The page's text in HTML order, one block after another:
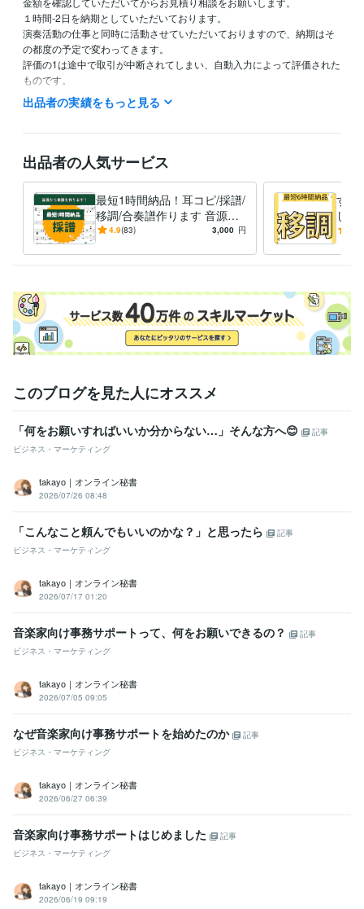
１時間-2日を納期としていただいております。
演奏活動の仕事と同時に活動させていただいておりますので、納期はそ
の都度の予定で変わってきます。
評価の1は途中で取引が中断されてしまい、自動入力によって評価された
ものです。
ご希望の値段、楽曲の音源のURL,mp3等ご記入の上
見積もり相談からお待ちしております！
経験職種
ライフスタイル・その他 / アイドル・タレント・アーティスト
経験
年数 : 10年
得意分野
音楽制作・ナレーション 耳コピ　採譜
出品者の実績をもっと見る
出品者の人気サービス
最短1時間納品！耳コピ/採譜/
移調/合奏譜作ります 音源か
ら譜面！移調/メロディ採譜/
4.9(83) 3,000 円
すぐ
し
楽器
このブログを見た人にオススメ
「何をお願いすればいいか分からない…」そんな方へ😊
記事
ビジネス・マーケティング
takayo｜オンライン秘書
2026/07/26 08:48
「こんなこと頼んでもいいのかな？」と思ったら
記事
ビジネス・マーケティング
takayo｜オンライン秘書
2026/07/17 01:20
音楽家向け事務サポートって、何をお願いできるの？
記事
ビジネス・マーケティング
takayo｜オンライン秘書
2026/07/05 09:05
なぜ音楽家向け事務サポートを始めたのか
記事
ビジネス・マーケティング
takayo｜オンライン秘書
2026/06/27 06:39
音楽家向け事務サポートはじめました
記事
ビジネス・マーケティング
takayo｜オンライン秘書
2026/06/19 09:19